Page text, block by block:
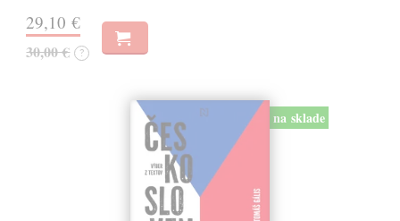
29,10 €
30,00 € ?
na sklade